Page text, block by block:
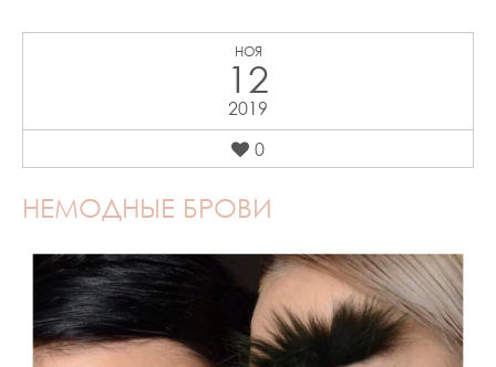
НОЯ
12
2019
0
НЕМОДНЫЕ БРОВИ